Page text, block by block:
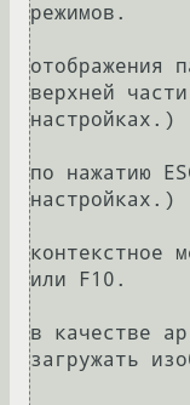
режимов.
отображения
верхней
настройках.)
по нажатию
настройках.)
контекстное
или F10.
в качестве
загружать